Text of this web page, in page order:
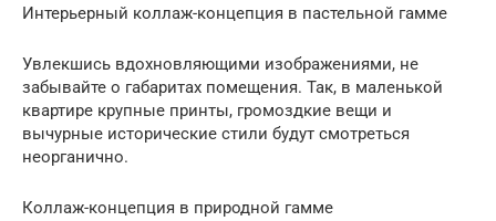
Интерьерный коллаж-концепция в пастельной гамме
Увлекшись вдохновляющими изображениями, не
забывайте о габаритах помещения. Так, в маленькой
квартире крупные принты, громоздкие вещи и
вычурные исторические стили будут смотреться
неорганично.
Коллаж-концепция в природной гамме